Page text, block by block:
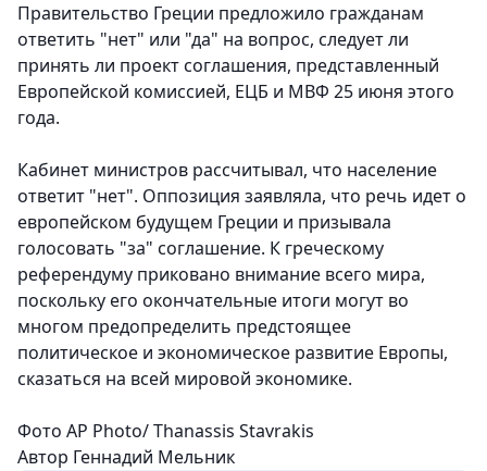
Правительство Греции предложило гражданам
ответить "нет" или "да" на вопрос, следует ли
принять ли проект соглашения, представленный
Европейской комиссией, ЕЦБ и МВФ 25 июня этого
года.
Кабинет министров рассчитывал, что население
ответит "нет". Оппозиция заявляла, что речь идет о
европейском будущем Греции и призывала
голосовать "за" соглашение. К греческому
референдуму приковано внимание всего мира,
поскольку его окончательные итоги могут во
многом предопределить предстоящее
политическое и экономическое развитие Европы,
сказаться на всей мировой экономике.
Фото AP Photo/ Thanassis Stavrakis
Автор Геннадий Мельник